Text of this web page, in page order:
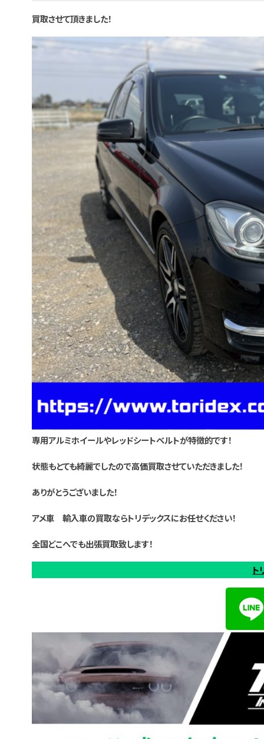
買取させて頂きました！
専用アルミホイールやレッドシートベルトが特徴的です！
状態もとても綺麗でしたので高価買取させていただきました！
ありがとうございました！
アメ車 輸入車の買取ならトリデックスにお任せください！
全国どこへでも出張買取致します！
ト